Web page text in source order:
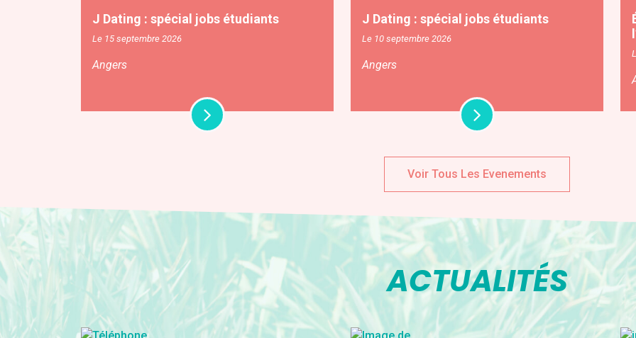
J Dating : spécial jobs étudiants
Le 15 septembre 2026
Angers
J Dating : spécial jobs étudiants
Le 10 septembre 2026
Angers
Voir Tous Les Evenements
ACTUALITÉS